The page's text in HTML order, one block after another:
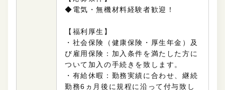
◆電気・無機材料経験者歓迎！
【福利厚生】
・社会保険（健康保険・厚生年金）及
び雇用保険：加入条件を満たした方に
ついて加入の手続きを致します。
・有給休暇：勤務実績に合わせ、継続
勤務6ヵ月後に規程に沿って付与致し